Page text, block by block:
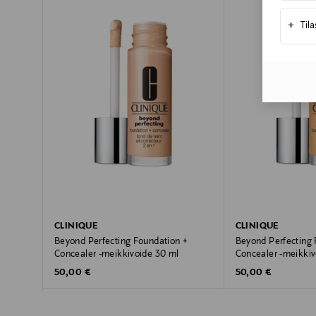
+
CLINIQUE
Beyond Perfecting Foundation +
Concealer -meikkivoide 30 ml
Original Price
50,00 €
CLINIQUE
Beyond Perfecting
Concealer -
Original Price
50,00 €